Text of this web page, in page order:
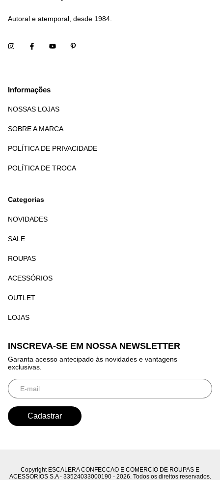
Autoral e atemporal, desde 1984.
Informações
NOSSAS LOJAS
SOBRE A MARCA
POLÍTICA DE PRIVACIDADE
POLÍTICA DE TROCA
Categorias
NOVIDADES
SALE
ROUPAS
ACESSÓRIOS
OUTLET
LOJAS
INSCREVA-SE EM NOSSA NEWSLETTER
Garanta acesso antecipado às novidades e vantagens
exclusivas.
Copyright ESCALERA CONFECCAO E COMERCIO DE ROUPAS E
ACESSORIOS S.A - 33524033000190 - 2026. Todos os direitos reservados.